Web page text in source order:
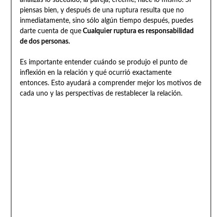
piensas bien, y después de una ruptura resulta que no
inmediatamente, sino sólo algún tiempo después, puedes
darte cuenta de queCualquier ruptura es responsabilidad
de dos personas.
Es importante entender cuándo se produjo el punto de
inflexión en la relación y qué ocurrió exactamente
entonces. Esto ayudará a comprender mejor los motivos de
cada uno y las perspectivas de restablecer la relación.